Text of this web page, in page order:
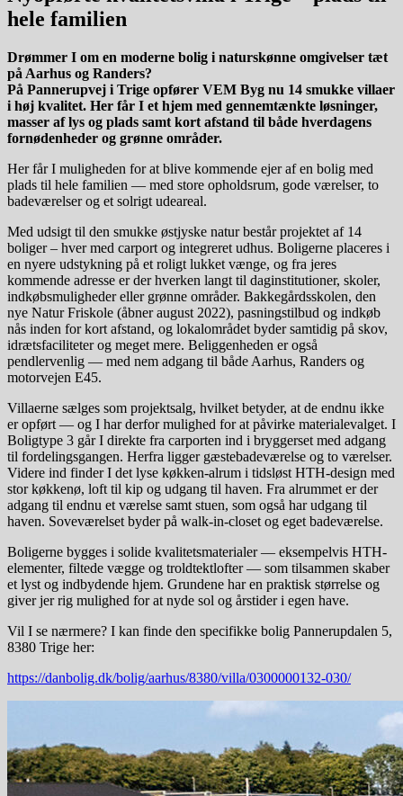
hele familien
Drømmer I om en moderne bolig i naturskønne omgivelser tæt
på Aarhus og Randers?
På Pannerupvej i Trige opfører VEM Byg nu 14 smukke villaer
i høj kvalitet. Her får I et hjem med gennemtænkte løsninger,
masser af lys og plads samt kort afstand til både hverdagens
fornødenheder og grønne områder.
Her får I muligheden for at blive kommende ejer af en bolig med
plads til hele familien — med store opholdsrum, gode værelser, to
badeværelser og et solrigt udeareal.
Med udsigt til den smukke østjyske natur består projektet af 14
boliger – hver med carport og integreret udhus. Boligerne placeres i
en nyere udstykning på et roligt lukket vænge, og fra jeres
kommende adresse er der hverken langt til daginstitutioner, skoler,
indkøbsmuligheder eller grønne områder. Bakkegårdsskolen, den
nye Natur Friskole (åbner august 2022), pasningstilbud og indkøb
nås inden for kort afstand, og lokalområdet byder samtidig på skov,
idrætsfaciliteter og meget mere. Beliggenheden er også
pendlervenlig — med nem adgang til både Aarhus, Randers og
motorvejen E45.
Villaerne sælges som projektsalg, hvilket betyder, at de endnu ikke
er opført — og I har derfor mulighed for at påvirke materialevalget. I
Boligtype 3 går I direkte fra carporten ind i bryggerset med adgang
til fordelingsgangen. Herfra ligger gæstebadeværelse og to værelser.
Videre ind finder I det lyse køkken-alrum i tidsløst HTH-design med
stor køkkenø, loft til kip og udgang til haven. Fra alrummet er der
adgang til endnu et værelse samt stuen, som også har udgang til
haven. Soveværelset byder på walk-in-closet og eget badeværelse.
Boligerne bygges i solide kvalitetsmaterialer — eksempelvis HTH-
elementer, filtede vægge og troldtektlofter — som tilsammen skaber
et lyst og indbydende hjem. Grundene har en praktisk størrelse og
giver jer rig mulighed for at nyde sol og årstider i egen have.
Vil I se nærmere? I kan finde den specifikke bolig Pannerupdalen 5,
8380 Trige her:
https://danbolig.dk/bolig/aarhus/8380/villa/0300000132-030/